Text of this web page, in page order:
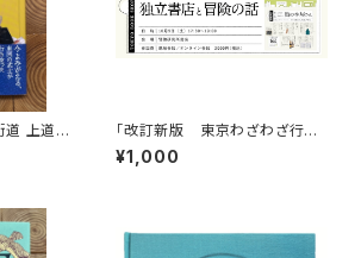
上道・
「改訂新版 東京わざわざ行き
たい街の本屋さん」出版記念ト
ークイベント録画視聴権
¥1,000